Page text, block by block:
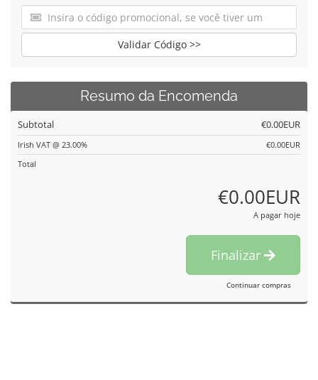
Validar Código >>
Resumo da Encomenda
Subtotal €0.00EUR
Irish VAT @ 23.00%
€0.00EUR
Total
€0.00EUR
A pagar hoje
Finalizar
Continuar compras